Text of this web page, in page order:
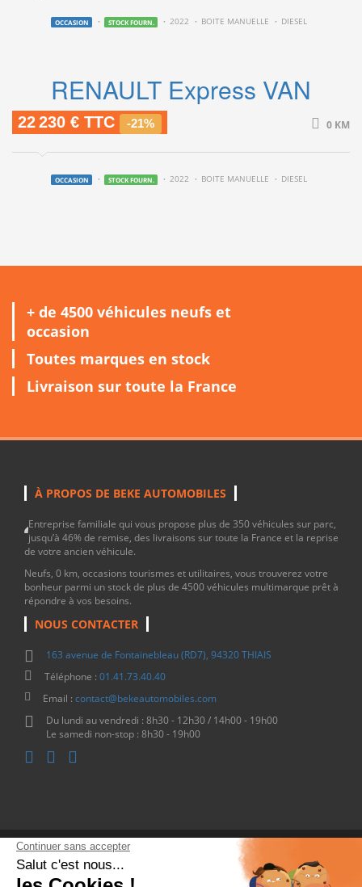
OCCASION STOCK FOURN. 2022 BOITE MANUELLE DIESEL
RENAULT Express VAN
22 230 € TTC -21% 0 KM
OCCASION STOCK FOURN. 2022 BOITE MANUELLE DIESEL
+ de 4500 véhicules neufs et
occasion
Toutes marques en stock
Livraison sur toute la France
À PROPOS DE BEKE AUTOMOBILES
Entreprise familiale qui vous propose plus de 350 véhicules sur parc,
jusqu’à 46% de remise, des livraisons sur toute la France et la reprise
de votre ancien véhicule.
Neufs, 0 km, occasions tourismes et utilitaires, vous trouverez votre
bonheur parmi un stock de plus de 4500 véhicules multimarque prêt à
répondre à vos besoins.
NOUS CONTACTER
163 avenue de Fontainebleau (RD7), 94320 THIAIS
Téléphone : 01.41.73.40.40
Email : contact@bekeautomobiles.com
Du lundi au vendredi : 8h30 - 12h30 / 14h00 - 19h00
Le samedi non-stop : 8h30 - 19h00
Copyright © 2026 - Beke Automobiles